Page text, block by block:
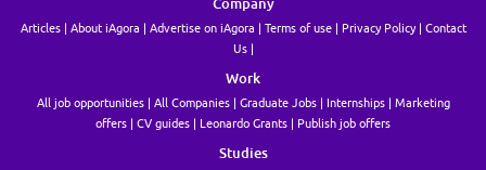
Articles About iAgora Advertise on iAgora Terms of use Privacy Policy
Contact
Us
Work
All job opportunities All Companies Graduate Jobs Internships
Marketing
offers
CV guides Leonardo Grants Publish job offers
Studies